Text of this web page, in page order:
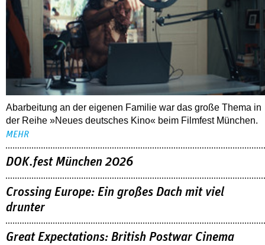
Abarbeitung an der eigenen Familie war das große Thema in
der Reihe »Neues deutsches Kino« beim Filmfest München.
MEHR
DOK.fest München 2026
Crossing Europe: Ein großes Dach mit viel
drunter
Great Expectations: British Postwar Cinema